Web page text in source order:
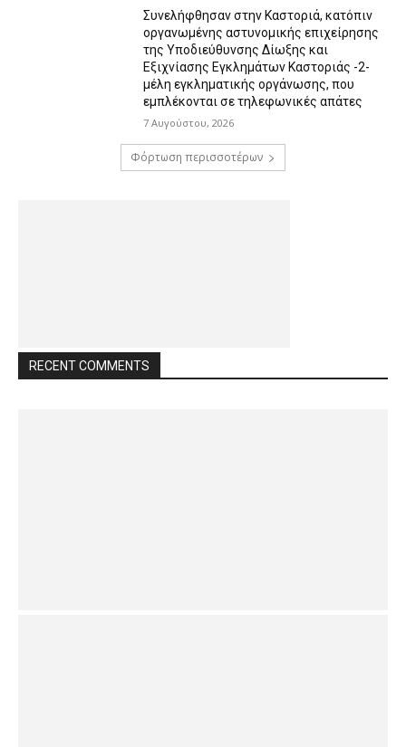
Συνελήφθησαν στην Καστοριά, κατόπιν
οργανωμένης αστυνομικής επιχείρησης
της Υποδιεύθυνσης Δίωξης και
Εξιχνίασης Εγκλημάτων Καστοριάς -2-
μέλη εγκληματικής οργάνωσης, που
εμπλέκονται σε τηλεφωνικές απάτες
7 Αυγούστου, 2026
Φόρτωση περισσοτέρων
RECENT COMMENTS